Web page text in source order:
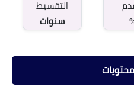
التقسيط
سنوات